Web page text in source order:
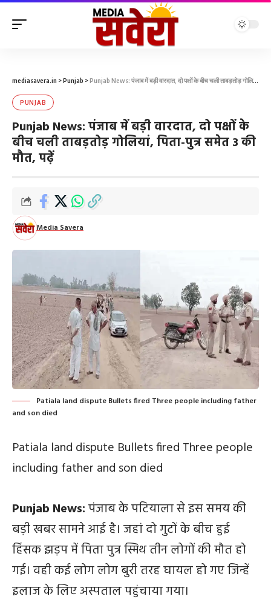
mediasavera.in >Punjab >Punjab News: पंजाब में बड़ी वारदात, दो पक्षों के बीच चली ताबड़तोड़ गोलियां, पिता-पुत्र समेत 3 की मौत, पढ़ें
PUNJAB
Punjab News: पंजाब में बड़ी वारदात, दो पक्षों के
बीच चली ताबड़तोड़ गोलियां, पिता-पुत्र समेत 3 की
मौत, पढ़ें
Media Savera
Patiala land dispute Bullets fired Three people including father
and son died
Patiala land dispute Bullets fired Three people
including father and son died
Punjab News:पंजाब के पटियाला से इस समय की
बड़ी खबर सामने आई है। जहां दो गुटों के बीच हुई
हिंसक झड़प में पिता पुत्र स्मिथ तीन लोगों की मौत हो
गई। वही कई लोग लोग बुरी तरह घायल हो गए जिन्हें
इलाज के लिए अस्पताल पहुंचाया गया।